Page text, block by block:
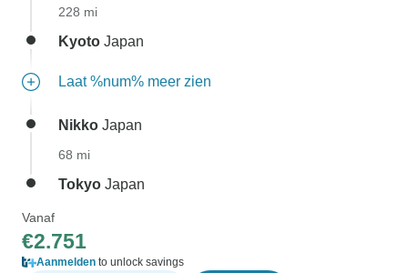
228 mi
Kyoto Japan
Laat %num% meer zien
Nikko Japan
68 mi
Tokyo Japan
Vanaf
€2.751
Aanmelden to unlock savings